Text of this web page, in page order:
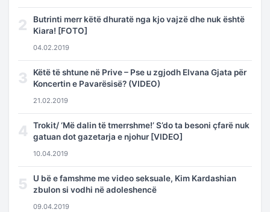
2
Butrinti merr këtë dhuratë nga kjo vajzë dhe nuk është
Kiara! [FOTO]
04.02.2019
3
Këtë të shtune në Prive – Pse u zgjodh Elvana Gjata për
Koncertin e Pavarësisë? (VIDEO)
21.02.2019
4
Trokit/ ‘Më dalin të tmerrshme!’ S’do ta besoni çfarë nuk
gatuan dot gazetarja e njohur [VIDEO]
10.04.2019
5
U bë e famshme me video seksuale, Kim Kardashian
zbulon si vodhi në adoleshencë
09.04.2019